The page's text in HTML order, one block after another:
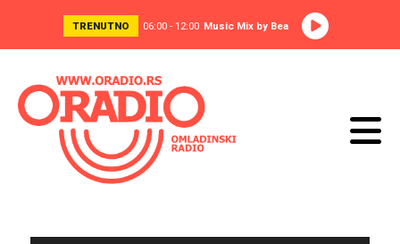
TRENUTNO 06:00 - 12:00 Music Mix by Bea